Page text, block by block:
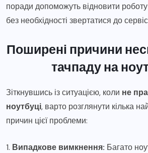
поради допоможуть відновити
без необхідності звертатися до
Поширені причини
тачпаду на
Зіткнувшись із ситуацією, коли не
ноутбуці, варто розглянути кілька
причин цієї проблеми:
1. Випадкове вимкнення: Багато